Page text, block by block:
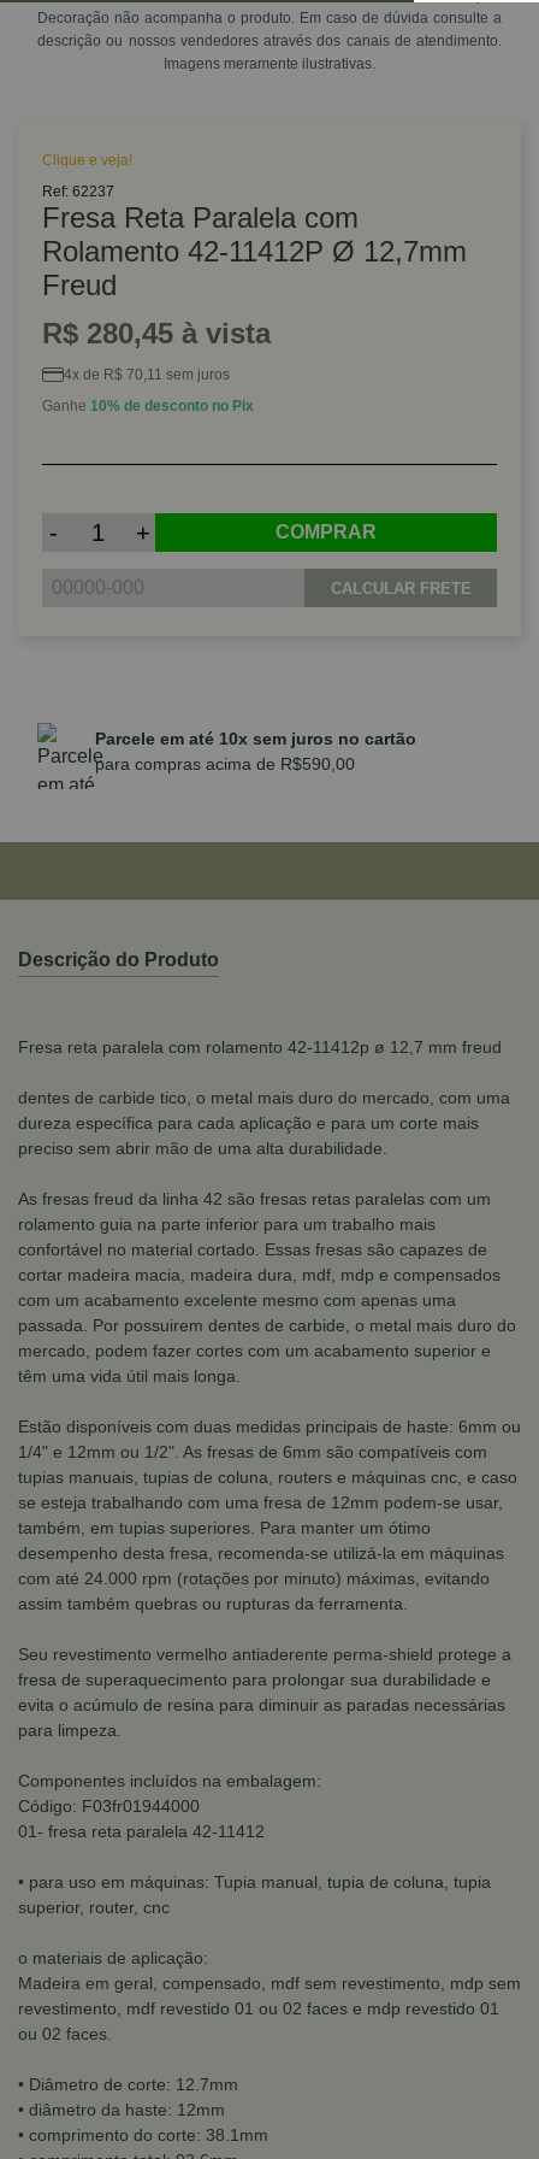
Decoração não acompanha o produto. Em caso de dúvida consulte a
descrição ou nossos vendedores através dos canais de atendimento.
Imagens meramente ilustrativas.
Clique e veja!
Ref: 62237
Fresa Reta Paralela com
Rolamento 42-11412P Ø 12,7mm
Freud
R$ 280,45 à vista
4x de R$ 70,11 sem juros
Ganhe 10% de desconto no Pix
- + COMPRAR
CALCULAR FRETE
Parcele em até 10x sem juros no cartão
para compras acima de R$590,00
Descrição do Produto
Fresa reta paralela com rolamento 42-11412p ø 12,7 mm freud
dentes de carbide tico, o metal mais duro do mercado, com uma
dureza específica para cada aplicação e para um corte mais
preciso sem abrir mão de uma alta durabilidade.
As fresas freud da linha 42 são fresas retas paralelas com um
rolamento guia na parte inferior para um trabalho mais
confortável no material cortado. Essas fresas são capazes de
cortar madeira macia, madeira dura, mdf, mdp e compensados
com um acabamento excelente mesmo com apenas uma
passada. Por possuirem dentes de carbide, o metal mais duro do
mercado, podem fazer cortes com um acabamento superior e
têm uma vida útil mais longa.
Estão disponíveis com duas medidas principais de haste: 6mm ou
1/4" e 12mm ou 1/2". As fresas de 6mm são compatíveis com
tupias manuais, tupias de coluna, routers e máquinas cnc, e caso
se esteja trabalhando com uma fresa de 12mm podem-se usar,
também, em tupias superiores. Para manter um ótimo
desempenho desta fresa, recomenda-se utilizá-la em máquinas
com até 24.000 rpm (rotações por minuto) máximas, evitando
assim também quebras ou rupturas da ferramenta.
Seu revestimento vermelho antiaderente perma-shield protege a
fresa de superaquecimento para prolongar sua durabilidade e
evita o acúmulo de resina para diminuir as paradas necessárias
para limpeza.
Componentes incluídos na embalagem:
Código: F03fr01944000
01- fresa reta paralela 42-11412
• para uso em máquinas: Tupia manual, tupia de coluna, tupia
superior, router, cnc
o materiais de aplicação:
Madeira em geral, compensado, mdf sem revestimento, mdp sem
revestimento, mdf revestido 01 ou 02 faces e mdp revestido 01
ou 02 faces.
• Diâmetro de corte: 12.7mm
• diâmetro da haste: 12mm
• comprimento do corte: 38.1mm